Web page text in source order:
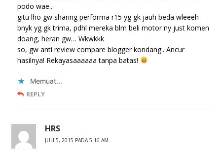
podo wae..
gitu lho gw sharing performa r15 yg gk jauh beda wleeeh
bnyk yg gk trima, pdhl mereka blm beli motor ny just komen
doang, heran gw… Wkwkkk
so, gw anti review compare blogger kondang.. Ancur
hasilnya! Rekayasaaaaaa tanpa batas!
Memuat...
REPLY
HRS
JULI 5, 2015 PADA 5:16 AM